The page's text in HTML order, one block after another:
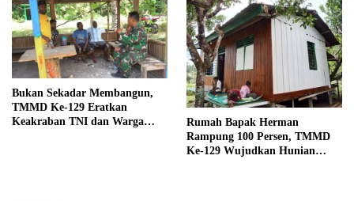
Bukan Sekadar Membangun,
TMMD Ke-129 Eratkan
Keakraban TNI dan Warga
Rumah Bapak Herman
Rampung 100 Persen, TMMD
Ke-129 Wujudkan Hunian